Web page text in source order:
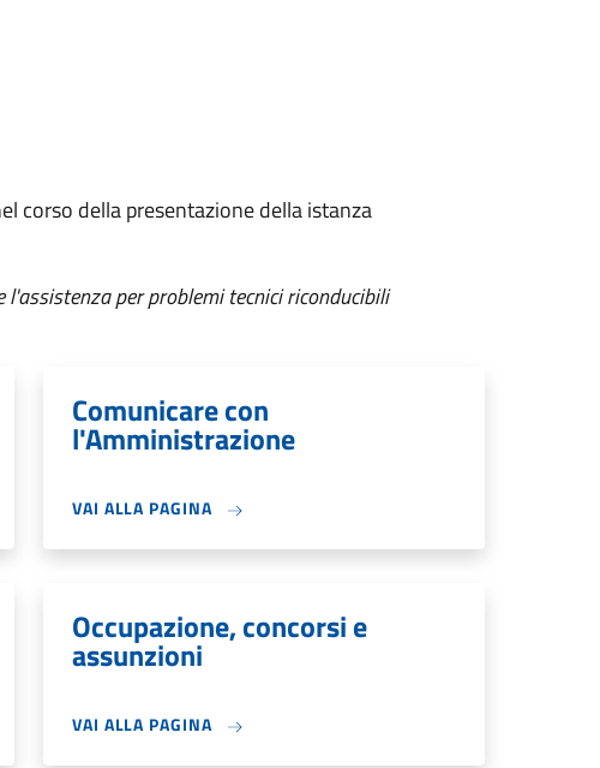
corso della presentazione della istanza
per problemi tecnici riconducibili
Comunicare con
l'Amministrazione
VAI ALLA PAGINA
Occupazione, concorsi e
assunzioni
VAI ALLA PAGINA